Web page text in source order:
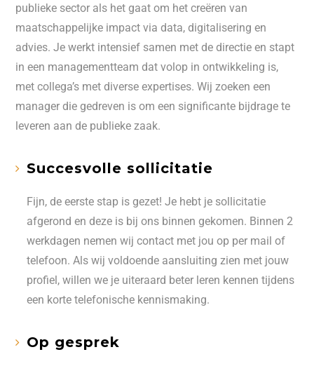
publieke sector als het gaat om het creëren van
maatschappelijke impact via data, digitalisering en
advies. Je werkt intensief samen met de directie en stapt
in een managementteam dat volop in ontwikkeling is,
met collega’s met diverse expertises. Wij zoeken een
manager die gedreven is om een significante bijdrage te
leveren aan de publieke zaak.
Succesvolle sollicitatie
Fijn, de eerste stap is gezet! Je hebt je sollicitatie
afgerond en deze is bij ons binnen gekomen. Binnen 2
werkdagen nemen wij contact met jou op per mail of
telefoon. Als wij voldoende aansluiting zien met jouw
profiel, willen we je uiteraard beter leren kennen tijdens
een korte telefonische kennismaking.
Op gesprek